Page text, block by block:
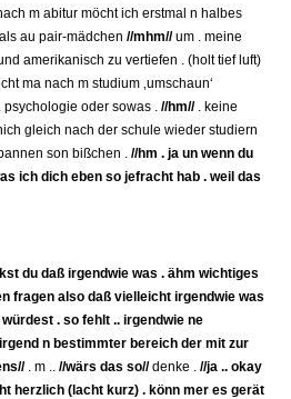
m abitur möcht ich erstmal n halbes
au pair-mädchen//mhm//um . meine
amerikanisch zu vertiefen . (holt tief luft)
ma nach m studium ‚umschaun‘
psychologie oder sowas .//hm//. keine
gleich nach der schule wieder studiern
son bißchen .//hm . ja un wenn du
ich dich eben so jefracht hab . weil das
du daß irgendwie was . ähm wichtiges
fragen also daß vielleicht irgendwie was
. so fehlt .. irgendwie ne
n bestimmter bereich der mit zur
. m ..//wärs das so//denke .//ja .. okay
herzlich (lacht kurz) . könn mer es gerät